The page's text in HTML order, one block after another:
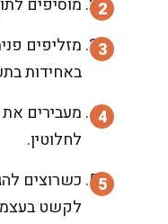
מוסיפים
מזליפים
באחידות
לחלוטין.
כשרוצים
לקשט